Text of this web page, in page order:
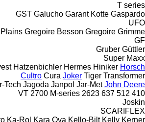
T series
GST Galucho Garant Kotte Gaspardo
UFO
Gregoire Besson Gregoire Grimme
GF
Gruber Güttler
Super Maxx
Hatzenbichler Hermes Hiniker Horsch
Cultro Cura Joker Tiger Transformer
Tech Jagoda Janpol Jar-Met John Deere
410
512
637
2623 VT
2700 M-series
Joskin
SCARIFLEX
Ka-Rol Kara Ova Kello-Bilt Kelly Kerner